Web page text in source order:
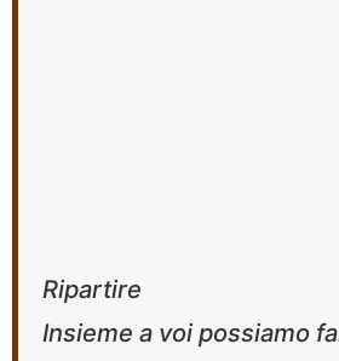
Ripartire
Insieme a voi possiamo